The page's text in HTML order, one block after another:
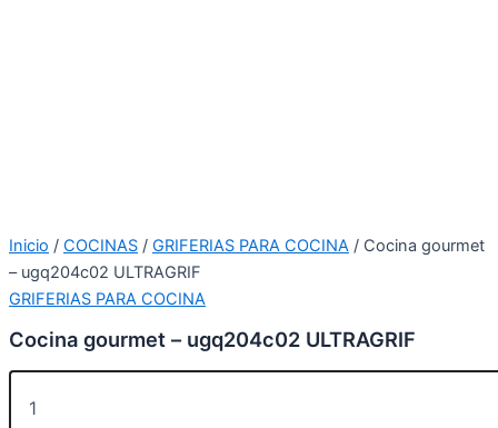
Inicio / COCINAS / GRIFERIAS PARA COCINA / Cocina gourmet
– ugq204c02 ULTRAGRIF
GRIFERIAS PARA COCINA
Cocina gourmet – ugq204c02 ULTRAGRIF